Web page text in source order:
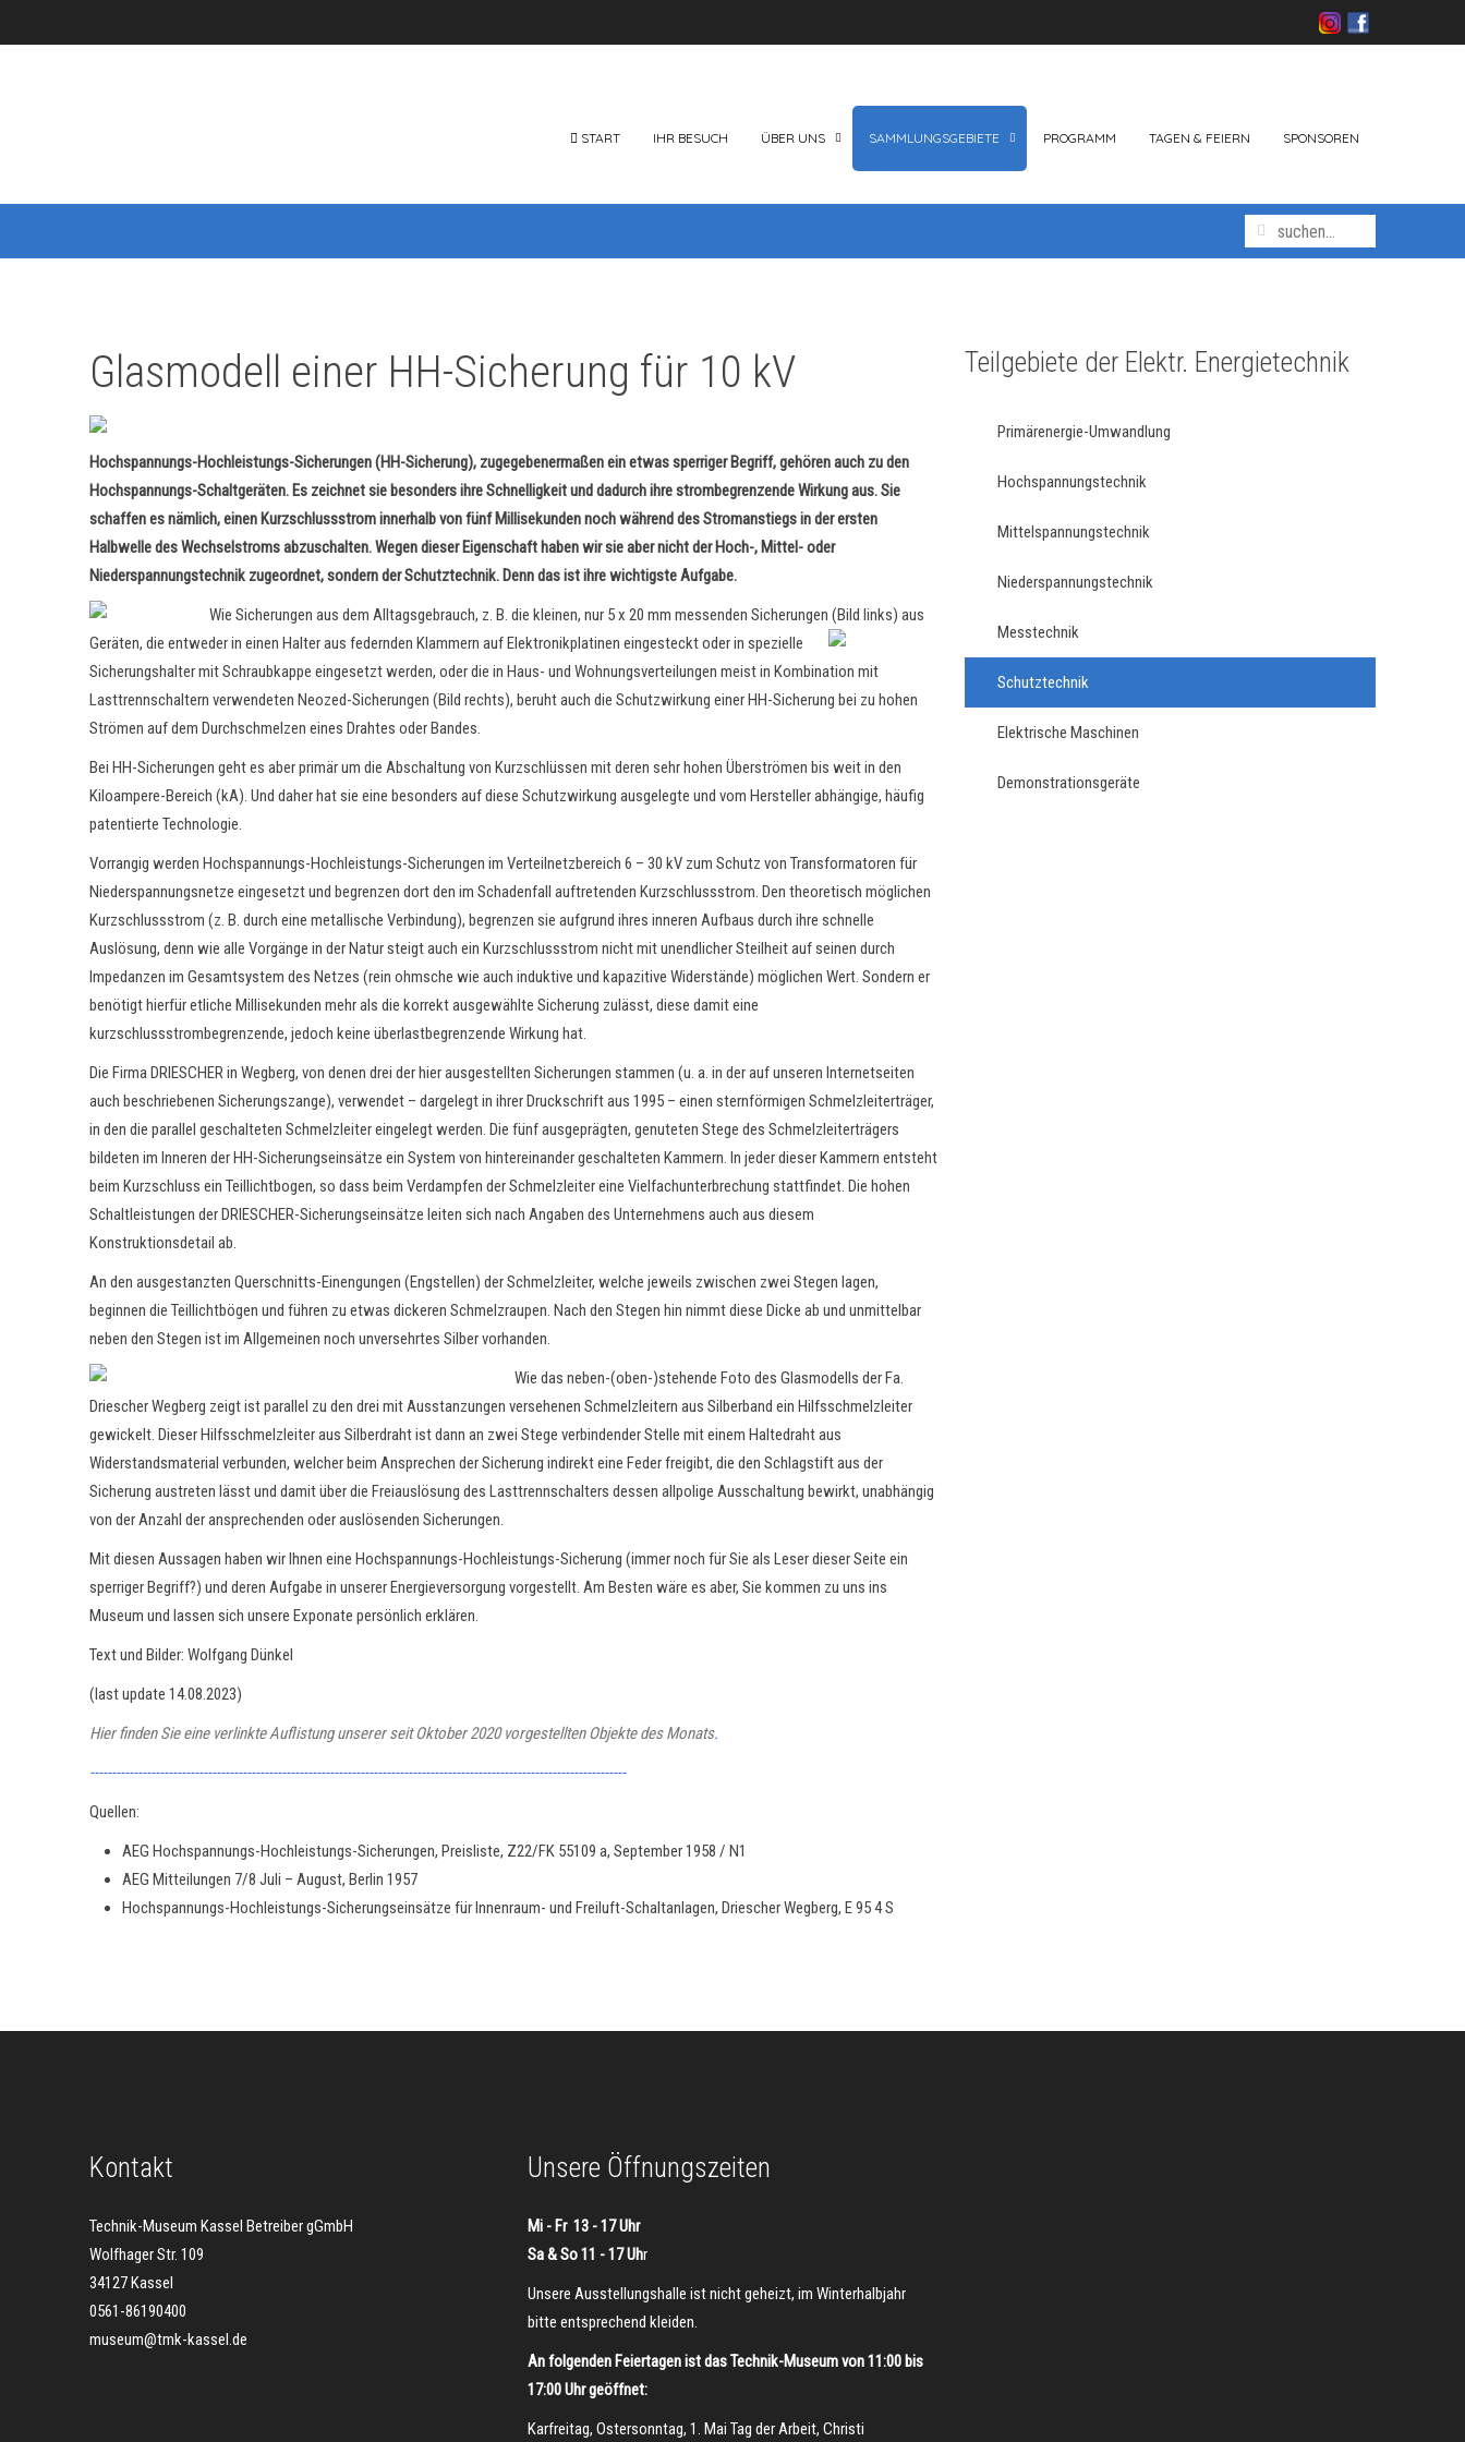
START IHR BESUCH ÜBER UNS SAMMLUNGSGEBIETE PROGRAMM TAGEN & FEIERN SPONSOREN
Glasmodell einer HH-Sicherung für 10 kV
Hochspannungs-Hochleistungs-Sicherungen (HH-Sicherung), zugegebenermaßen ein etwas sperriger Begriff, gehören auch zu den
Hochspannungs-Schaltgeräten. Es zeichnet sie besonders ihre Schnelligkeit und dadurch ihre strombegrenzende Wirkung aus. Sie
schaffen es nämlich, einen Kurzschlussstrom innerhalb von fünf Millisekunden noch während des Stromanstiegs in der ersten
Halbwelle des Wechselstroms abzuschalten. Wegen dieser Eigenschaft haben wir sie aber nicht der Hoch-, Mittel- oder
Niederspannungstechnik zugeordnet, sondern der Schutztechnik. Denn das ist ihre wichtigste Aufgabe.
Wie Sicherungen aus dem Alltagsgebrauch, z. B. die kleinen, nur 5 x 20 mm messenden Sicherungen (Bild links) aus
Geräten, die entweder in einen Halter aus federnden Klammern auf Elektronikplatinen eingesteckt oder in spezielle
Sicherungshalter mit Schraubkappe eingesetzt werden, oder die in Haus- und Wohnungsverteilungen meist in Kombination mit
Lasttrennschaltern verwendeten Neozed-Sicherungen (Bild rechts), beruht auch die Schutzwirkung einer HH-Sicherung bei zu hohen
Strömen auf dem Durchschmelzen eines Drahtes oder Bandes.
Bei HH-Sicherungen geht es aber primär um die Abschaltung von Kurzschlüssen mit deren sehr hohen Überströmen bis weit in den
Kiloampere-Bereich (kA). Und daher hat sie eine besonders auf diese Schutzwirkung ausgelegte und vom Hersteller abhängige, häufig
patentierte Technologie.
Vorrangig werden Hochspannungs-Hochleistungs-Sicherungen im Verteilnetzbereich 6 – 30 kV zum Schutz von Transformatoren für
Niederspannungsnetze eingesetzt und begrenzen dort den im Schadenfall auftretenden Kurzschlussstrom. Den theoretisch möglichen
Kurzschlussstrom (z. B. durch eine metallische Verbindung), begrenzen sie aufgrund ihres inneren Aufbaus durch ihre schnelle
Auslösung, denn wie alle Vorgänge in der Natur steigt auch ein Kurzschlussstrom nicht mit unendlicher Steilheit auf seinen durch
Impedanzen im Gesamtsystem des Netzes (rein ohmsche wie auch induktive und kapazitive Widerstände) möglichen Wert. Sondern er
benötigt hierfür etliche Millisekunden mehr als die korrekt ausgewählte Sicherung zulässt, diese damit eine
kurzschlussstrombegrenzende, jedoch keine überlastbegrenzende Wirkung hat.
Die Firma DRIESCHER in Wegberg, von denen drei der hier ausgestellten Sicherungen stammen (u. a. in der auf unseren Internetseiten
auch beschriebenen Sicherungszange), verwendet – dargelegt in ihrer Druckschrift aus 1995 – einen sternförmigen Schmelzleiterträger,
in den die parallel geschalteten Schmelzleiter eingelegt werden. Die fünf ausgeprägten, genuteten Stege des Schmelzleiterträgers
bildeten im Inneren der HH-Sicherungseinsätze ein System von hintereinander geschalteten Kammern. In jeder dieser Kammern entsteht
beim Kurzschluss ein Teillichtbogen, so dass beim Verdampfen der Schmelzleiter eine Vielfachunterbrechung stattfindet. Die hohen
Schaltleistungen der DRIESCHER-Sicherungseinsätze leiten sich nach Angaben des Unternehmens auch aus diesem
Konstruktionsdetail ab.
An den ausgestanzten Querschnitts-Einengungen (Engstellen) der Schmelzleiter, welche jeweils zwischen zwei Stegen lagen,
beginnen die Teillichtbögen und führen zu etwas dickeren Schmelzraupen. Nach den Stegen hin nimmt diese Dicke ab und unmittelbar
neben den Stegen ist im Allgemeinen noch unversehrtes Silber vorhanden.
Wie das neben-(oben-)stehende Foto des Glasmodells der Fa.
Driescher Wegberg zeigt ist parallel zu den drei mit Ausstanzungen versehenen Schmelzleitern aus Silberband ein Hilfsschmelzleiter
gewickelt. Dieser Hilfsschmelzleiter aus Silberdraht ist dann an zwei Stege verbindender Stelle mit einem Haltedraht aus
Widerstandsmaterial verbunden, welcher beim Ansprechen der Sicherung indirekt eine Feder freigibt, die den Schlagstift aus der
Sicherung austreten lässt und damit über die Freiauslösung des Lasttrennschalters dessen allpolige Ausschaltung bewirkt, unabhängig
von der Anzahl der ansprechenden oder auslösenden Sicherungen.
Mit diesen Aussagen haben wir Ihnen eine Hochspannungs-Hochleistungs-Sicherung (immer noch für Sie als Leser dieser Seite ein
sperriger Begriff?) und deren Aufgabe in unserer Energieversorgung vorgestellt. Am Besten wäre es aber, Sie kommen zu uns ins
Museum und lassen sich unsere Exponate persönlich erklären.
Text und Bilder: Wolfgang Dünkel
(last update 14.08.2023)
Hier finden Sie eine verlinkte Auflistung unserer seit Oktober 2020 vorgestellten Objekte des Monats.
---------------------------------------------------------------------------------------------------------------------------
Quellen:
AEG Hochspannungs-Hochleistungs-Sicherungen, Preisliste, Z22/FK 55109 a, September 1958 / N1
AEG Mitteilungen 7/8 Juli – August, Berlin 1957
Hochspannungs-Hochleistungs-Sicherungseinsätze für Innenraum- und Freiluft-Schaltanlagen, Driescher Wegberg, E 95 4 S
Teilgebiete der Elektr. Energietechnik
Primärenergie-Umwandlung
Hochspannungstechnik
Mittelspannungstechnik
Niederspannungstechnik
Messtechnik
Schutztechnik
Elektrische Maschinen
Demonstrationsgeräte
Kontakt
Technik-Museum Kassel Betreiber gGmbH
Wolfhager Str. 109
34127 Kassel
0561-86190400
museum@tmk-kassel.de
Unsere Öffnungszeiten
Mi - Fr 13 - 17 Uhr
Sa & So 11 - 17 Uhr
Unsere Ausstellungshalle ist nicht geheizt, im Winterhalbjahr
bitte entsprechend kleiden.
An folgenden Feiertagen ist das Technik-Museum von 11:00 bis
17:00 Uhr geöffnet:
Karfreitag, Ostersonntag, 1. Mai Tag der Arbeit, Christi